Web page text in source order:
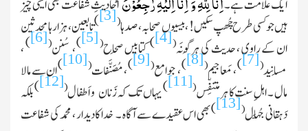
ایک علامت ہے ۔
احادیثِ شفاعت بھی ایسی چیز
ہیں جو کسی طرح چُھپ سکیں ! ، بیسیوں صحابہ ، صدہا(
[3]
)تابعین ، ہزار ہا محدثین
ان کے راوی ، حدیث کی ہرگُونَہ(
[4]
)کتابیں صِحاح(
[5]
)، سُنن(
[6]
)،
مَسانید(
[7]
)، مَعاجیم(
[8]
)، جوامع(
[9]
)، مُصَنَّفات(
[10]
)ان سے مالا
مال ۔ اہلِ سنت کا ہر متنفِّس(
[11]
)یہاں تک کہ زَنان و اَطفال(
[12]
)بلکہ
دَہقانی جُہَّال(
[13]
)بھی اس عقیدےسے آگاہ ۔ خدا کا دیدار ، محمد کی شفاعت